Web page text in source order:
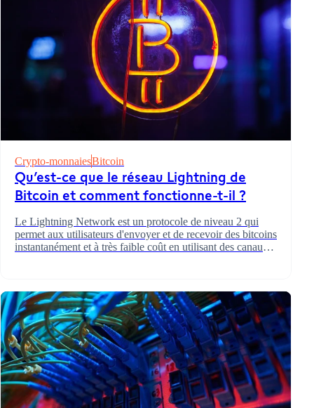
Crypto-monnaiesBitcoin
Qu’est-ce que le réseau Lightning de
Bitcoin et comment fonctionne-t-il ?
Le Lightning Network est un protocole de niveau 2 qui
permet aux utilisateurs d'envoyer et de recevoir des bitcoins
instantanément et à très faible coût en utilisant des canaux